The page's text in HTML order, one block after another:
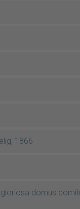
1866
domus